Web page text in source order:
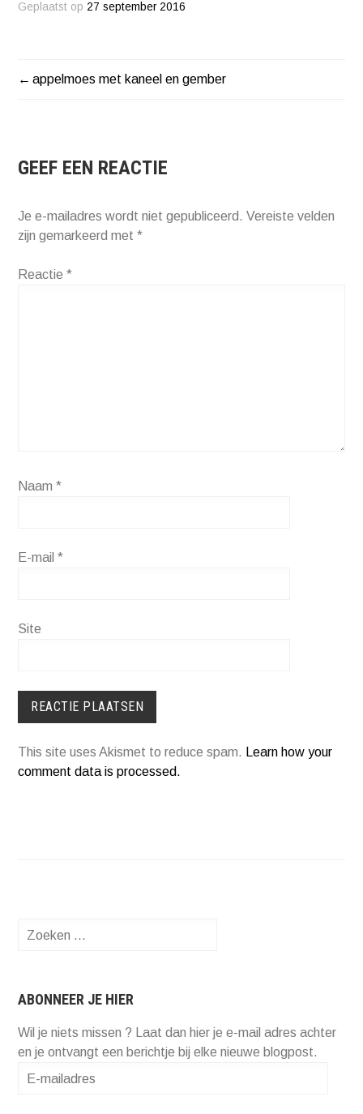
Geplaatst op 27 september 2016
BERICHT
appelmoes met kaneel en gember
GEEF EEN REACTIE
Je e-mailadres wordt niet gepubliceerd. Vereiste velden
zijn gemarkeerd met*
Reactie*
Naam*
E-mail*
Site
This site uses Akismet to reduce spam. Learn how your
comment data is processed.
Zoeken
ABONNEER JE HIER
Wil je niets missen ? Laat dan hier je e-mail adres achter
en je ontvangt een berichtje bij elke nieuwe blogpost.
E-